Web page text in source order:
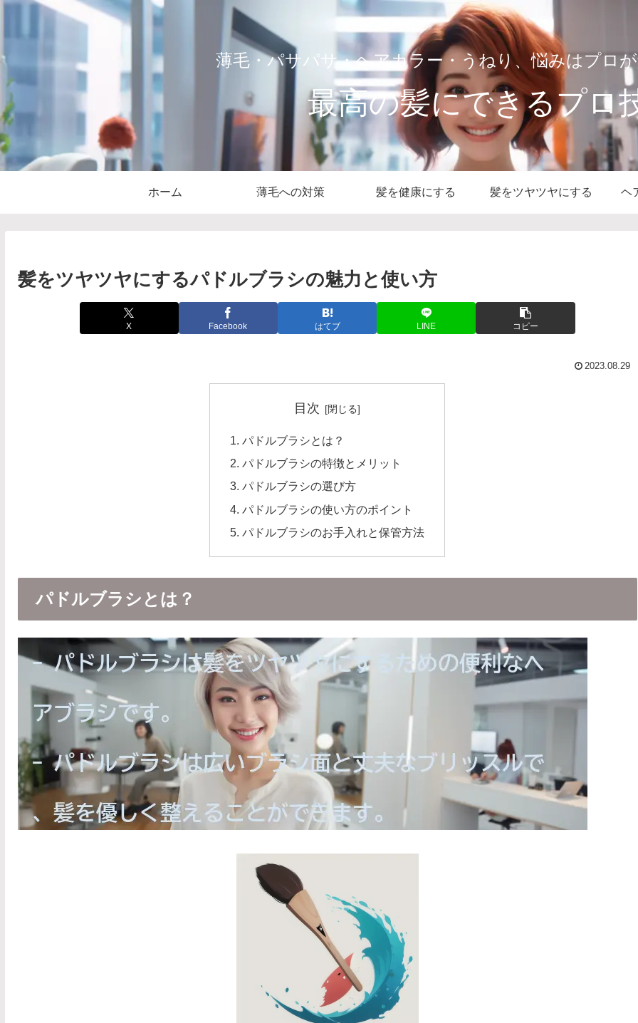
薄毛・パサパサ・ヘアカラー・うねり、悩みはプロ
最高の髪にできるプロ
ホーム 薄毛への対策 髪を健康にする 髪をツヤツヤにする ヘ
髪をツヤツヤにするパドルブラシの魅力と使い方
X Facebook はてブ LINE コピー
2023.08.29
目次
パドルブラシとは？
パドルブラシの特徴とメリット
パドルブラシの選び方
パドルブラシの使い方のポイント
パドルブラシのお手入れと保管方法
パドルブラシとは？